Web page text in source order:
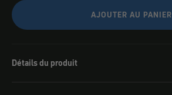
AJOUTER AU PANIER
Détails du produit